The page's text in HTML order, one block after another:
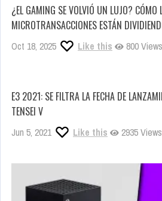
¿EL GAMING SE VOLVIÓ UN LUJO? CÓMO
MICROTRANSACCIONES ESTÁN
Oct 18, 2025 Like this 800 Views
E3 2021: SE FILTRA LA FECHA DE
TENSEI V
Jun 5, 2021 Like this 2935 Views